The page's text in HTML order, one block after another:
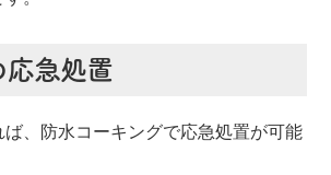
応急処置
、防水コーキングで応急処置が可能